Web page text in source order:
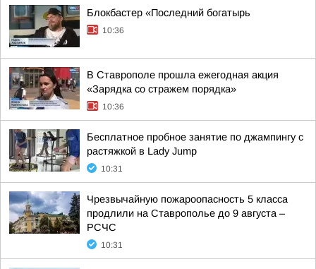
Блокбастер «Последний богатырь
10:36
В Ставрополе прошла ежегодная акция
«Зарядка со стражем порядка»
10:36
Бесплатное пробное занятие по джампингу с
растяжкой в Lady Jump
10:31
Чрезвычайную пожароопасность 5 класса
продлили на Ставрополье до 9 августа –
РСЧС
10:31